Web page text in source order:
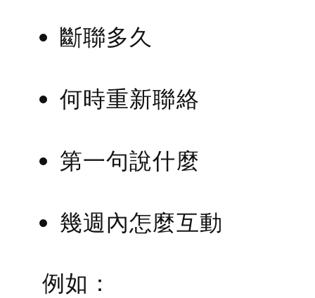
斷聯多久
何時重新聯絡
第一句說什麼
幾週內怎麼互動
例如：